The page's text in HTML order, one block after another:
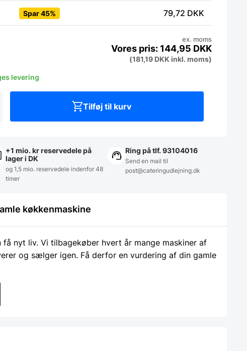
Spar 45% 79,72 DKK
144,95 DKK
ex. moms
(181,19 DKK inkl. moms)
levering
Tilføj til kurv
+1 mio. kr reservedele på
lager i DK
og 1,5 mio. reservedele indenfor 48
timer
Ring på tlf. 93104016
Send en mail til
post@cateringudlejning.dk
køkkenmaskine
få nyt liv. Vi tilbagekøber hvert år mange maskiner af
og sælger igen. Få derfor en vurdering af din gamle